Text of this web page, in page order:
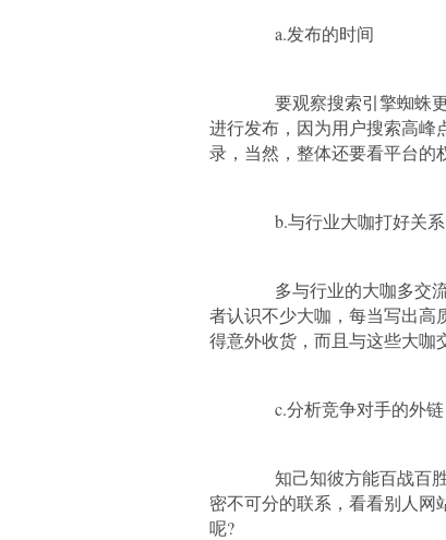
a.发布的时间
要观察搜索引擎蜘蛛更
进行发布，因为用户搜索高峰
录，当然，整体还要看平台的
b.与行业大咖打好关系
多与行业的大咖多交流
者认识不少大咖，每当写出高
得意外收货，而且与这些大咖
c.分析竞争对手的外链
知己知彼方能百战百胜
密不可分的联系，看看别人
呢?